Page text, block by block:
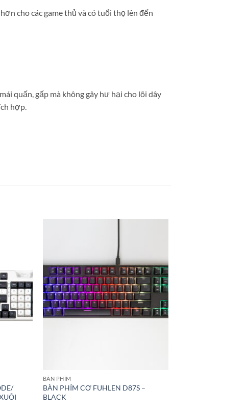
cho các game thủ và có tuổi thọ lên đến
quấn, gấp mà không gây hư hại cho lõi dây
hợp.
BÀN PHÍM
BÀN PHÍM CƠ FUHLEN D87S –
BLACK